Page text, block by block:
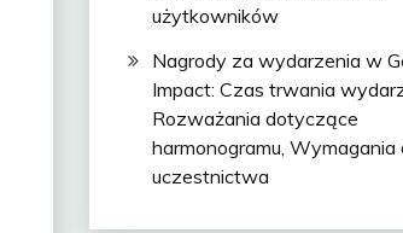
użytkowników
Nagrody za wydarzenia w
Impact: Czas trwania
Rozważania dotyczące
harmonogramu,
uczestnictwa